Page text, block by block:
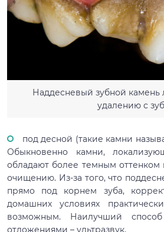
Наддесневый зубной камень
удалению с
под десной (такие камни
Обыкновенно камни,
обладают более темным
очищению. Из-за того, что
прямо под корнем зуба,
домашних условиях
возможным. Наилучший
отложениями – ультразвук.